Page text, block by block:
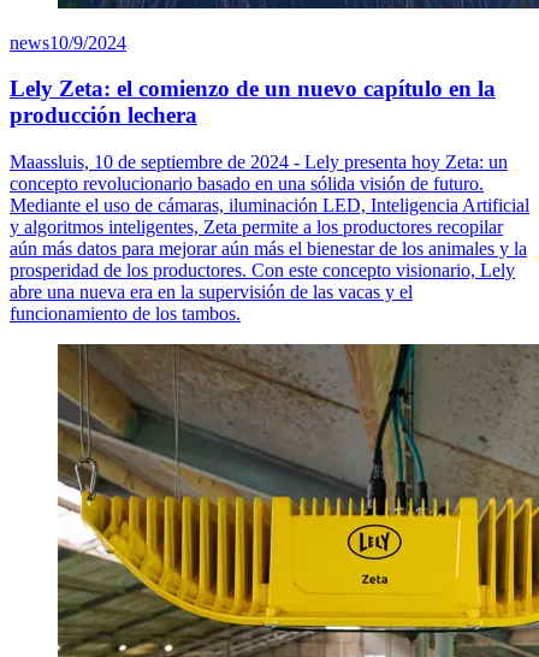
news10/9/2024
Lely Zeta: el comienzo de un nuevo capítulo en la
producción lechera
Maassluis, 10 de septiembre de 2024 - Lely presenta hoy Zeta: un
concepto revolucionario basado en una sólida visión de futuro.
Mediante el uso de cámaras, iluminación LED, Inteligencia Artificial
y algoritmos inteligentes, Zeta permite a los productores recopilar
aún más datos para mejorar aún más el bienestar de los animales y la
prosperidad de los productores. Con este concepto visionario, Lely
abre una nueva era en la supervisión de las vacas y el
funcionamiento de los tambos.